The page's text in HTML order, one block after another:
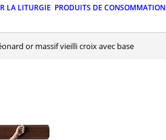
LA LITURGIE PRODUITS DE CONSOMMATION
or massif vieilli croix avec base